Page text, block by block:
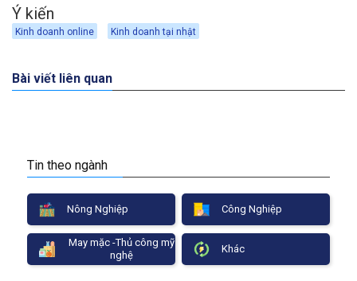
Ý kiến
Kinh doanh online Kinh doanh tại nhật
Bài viết liên quan
Tin theo ngành
Nông Nghiệp Công Nghiệp
May mặc -Thủ công mỹ
nghệ
Khác